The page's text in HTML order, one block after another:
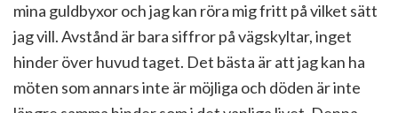
mina guldbyxor och jag kan röra mig fritt på vilket sätt
jag vill. Avstånd är bara siffror på vägskyltar, inget
hinder över huvud taget. Det bästa är att jag kan ha
möten som annars inte är möjliga och döden är inte